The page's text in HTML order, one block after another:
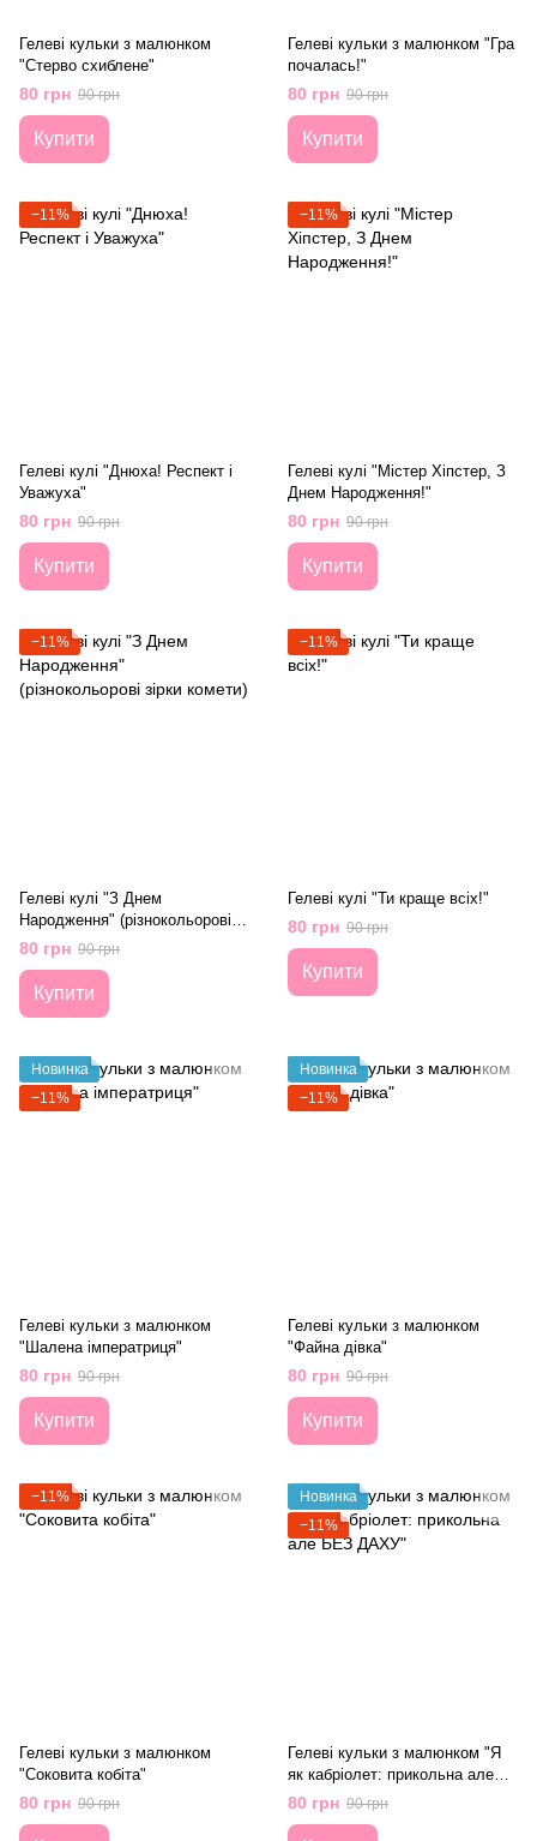
Гелеві кульки з малюнком
"Стерво схиблене"
80 грн 90 грн
Купити
Гелеві кульки з малюнком "Гра
почалась!"
80 грн 90 грн
Купити
−11%
Гелеві кулі "Днюха! Респект і
Уважуха"
80 грн 90 грн
Купити
−11%
Гелеві кулі "Містер Хіпстер, З
Днем Народження!"
80 грн 90 грн
Купити
−11%
Гелеві кулі "З Днем
Народження" (різнокольорові
зірки комети)
80 грн 90 грн
Купити
−11%
Гелеві кулі "Ти краще всіх!"
80 грн 90 грн
Купити
Новинка
−11%
Гелеві кульки з малюнком
"Шалена імператриця"
80 грн 90 грн
Купити
Новинка
−11%
Гелеві кульки з малюнком
"Файна дівка"
80 грн 90 грн
Купити
−11%
Гелеві кульки з малюнком
"Соковита кобіта"
80 грн 90 грн
Новинка
−11%
Гелеві кульки з малюнком "Я
як кабріолет: прикольна але
БЕЗ ДАХУ"
80 грн 90 грн